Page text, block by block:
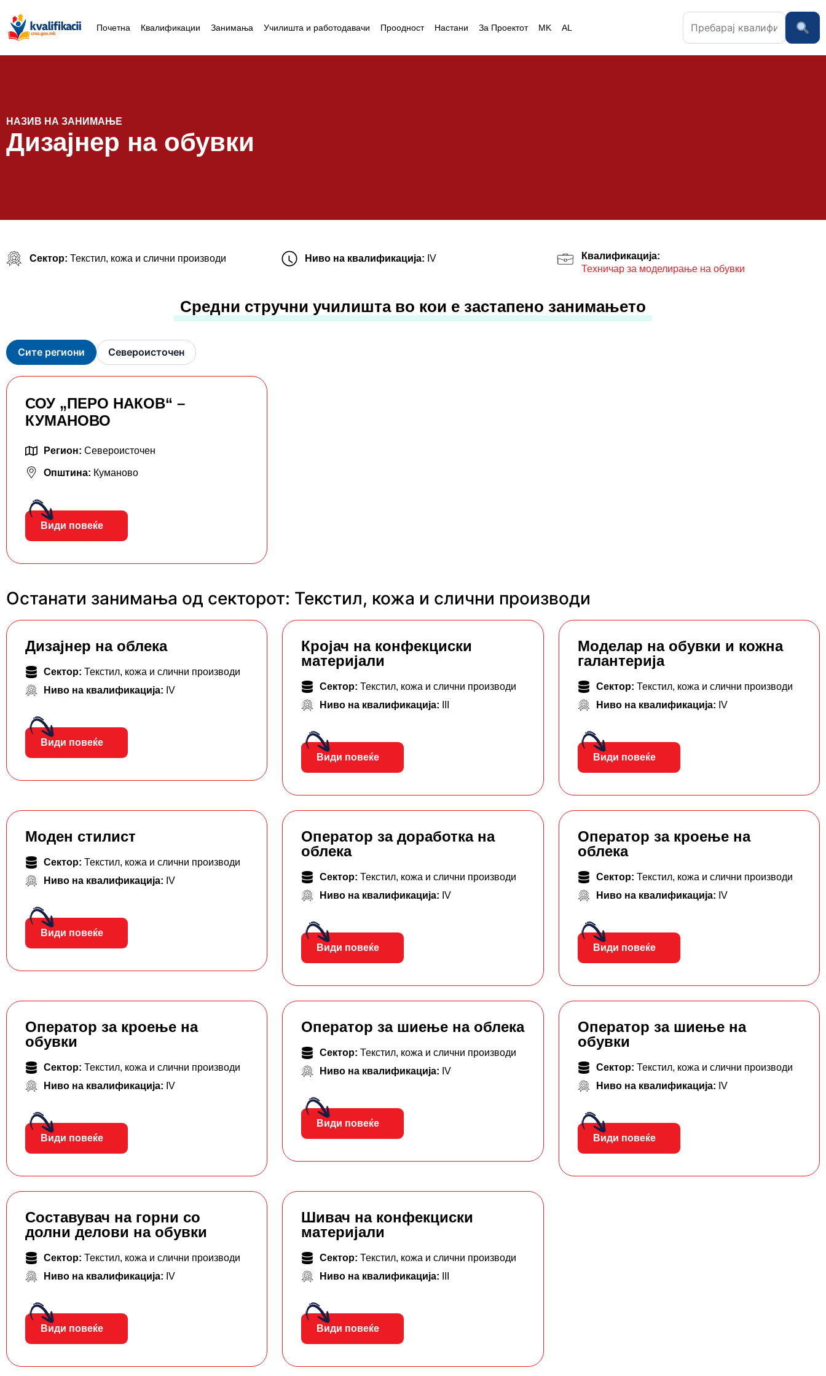
Почетна Квалификации Занимања Училишта и работодавачи Проодност Настани За Проектот MK AL
НАЗИВ НА ЗАНИМАЊЕ
Дизајнер на обувки
Сектор: Текстил, кожа и слични производи Ниво на квалификација: IV
Квалификација:
Техничар за моделирање на обувки
Средни стручни училишта во кои е застапено занимањето
Сите региони Североисточен
СОУ „ПЕРО НАКОВ“ –
КУМАНОВО
Регион: Североисточен
Општина: Куманово
Види повеќе
Останати занимања од секторот: Текстил, кожа и слични производи
Дизајнер на облека
Сектор: Текстил, кожа и слични производи
Ниво на квалификација: IV
Види повеќе
Кројач на конфекциски
материјали
Сектор:Текстил, кожа и слични производи
Ниво на квалификација:
Види повеќе
Моделар на обувки и кожна
галантерија
Сектор: Текстил, кожа и слични производи
Ниво на квалификација: IV
Види повеќе
Моден стилист
Сектор: Текстил, кожа и слични производи
Ниво на квалификација: IV
Види повеќе
Оператор за доработка на
облека
Сектор:Текстил, кожа и слични производи
Ниво на квалификација: IV
Види повеќе
Оператор за кроење на
облека
Сектор: Текстил, кожа и слични производи
Ниво на квалификација: IV
Види повеќе
Оператор за кроење на
обувки
Сектор: Текстил, кожа и слични производи
Ниво на квалификација: IV
Види повеќе
Оператор за шиење на облека
Сектор:Текстил, кожа и слични производи
Ниво на квалификација: IV
Види повеќе
Оператор за шиење на
обувки
Сектор: Текстил, кожа и слични производи
Ниво на квалификација: IV
Види повеќе
Составувач на горни со
долни делови на обувки
Сектор: Текстил, кожа и слични производи
Ниво на квалификација: IV
Види повеќе
Шивач на конфекциски
материјали
Сектор:Текстил, кожа и слични производи
Ниво на квалификација:
Види повеќе